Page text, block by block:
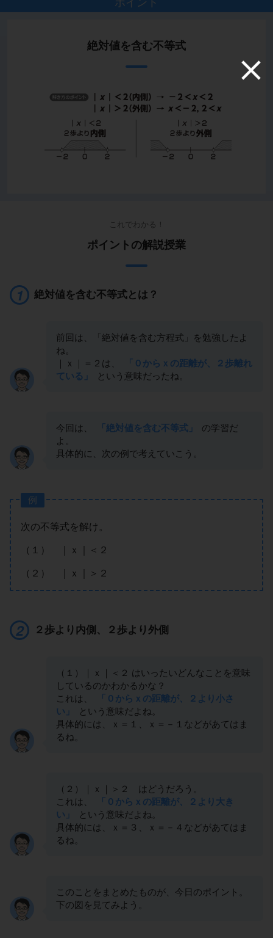
ポイント
絶対値を含む不等式
これでわかる！
ポイントの解説授業
絶対値を含む不等式とは？
前回は、「絶対値を含む方程式」を勉強したよ
ね。
｜ｘ｜＝２は、
「０からｘの距離が、２歩離れ
ている」
という意味だったね。
今回は、 「絶対値を含む不等式」
の学習だ
よ。
具体的に、次の例で考えていこう。
例
次の不等式を解け。
（１） ｜ｘ｜＜２
（２） ｜ｘ｜＞２
２歩より内側、２歩より外側
（１）｜ｘ｜＜２ はいったいどんなことを意味
しているのかわかるかな？
これは、
「０からｘの距離が、２より小さ
い」
という意味だよね。
具体的には、ｘ＝１、ｘ＝－１などがあてはま
るね。
（２）｜ｘ｜＞２ はどうだろう。
これは、
「０からｘの距離が、２より大き
い」
という意味だよね。
具体的には、ｘ＝３、ｘ＝－４などがあてはま
るね。
このことをまとめたものが、今日のポイント。
下の図を見てみよう。